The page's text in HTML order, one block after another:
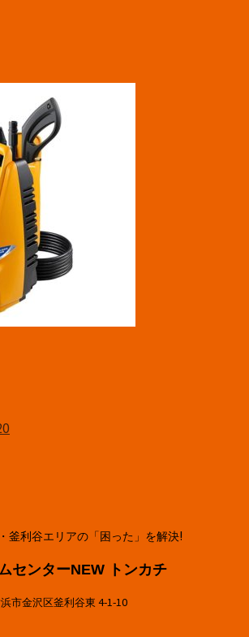
釜利谷エリアの「困った」を解決!
センターNEW トンカチ
市金沢区釜利谷東 4-1-10